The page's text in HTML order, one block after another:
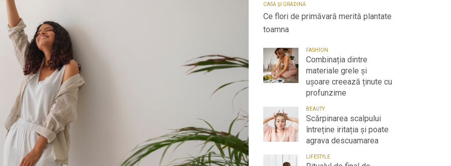
CASĂ ȘI GRĂDINĂ
Ce flori de primăvară merită plantate
toamna
FASHION
Combinația dintre
materiale grele și
ușoare creează ținute cu
profunzime
BEAUTY
Scărpinarea scalpului
întreține iritația și poate
agrava descuamarea
LIFESTYLE